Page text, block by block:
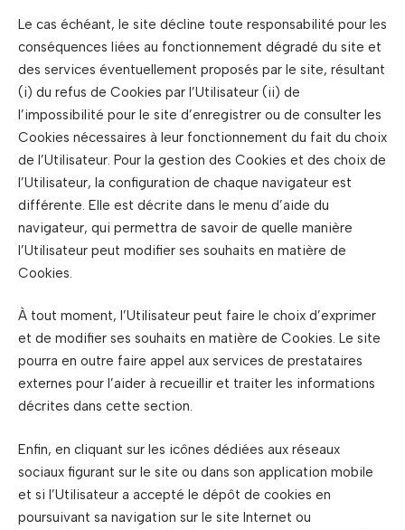
Le cas échéant, le site décline toute responsabilité pour les
conséquences liées au fonctionnement dégradé du site et
des services éventuellement proposés par le site, résultant
(i) du refus de Cookies par l’Utilisateur (ii) de
l’impossibilité pour le site d’enregistrer ou de consulter les
Cookies nécessaires à leur fonctionnement du fait du choix
de l’Utilisateur. Pour la gestion des Cookies et des choix de
l’Utilisateur, la configuration de chaque navigateur est
différente. Elle est décrite dans le menu d’aide du
navigateur, qui permettra de savoir de quelle manière
l’Utilisateur peut modifier ses souhaits en matière de
Cookies.
À tout moment, l’Utilisateur peut faire le choix d’exprimer
et de modifier ses souhaits en matière de Cookies. Le site
pourra en outre faire appel aux services de prestataires
externes pour l’aider à recueillir et traiter les informations
décrites dans cette section.
Enfin, en cliquant sur les icônes dédiées aux réseaux
sociaux figurant sur le site ou dans son application mobile
et si l’Utilisateur a accepté le dépôt de cookies en
poursuivant sa navigation sur le site Internet ou